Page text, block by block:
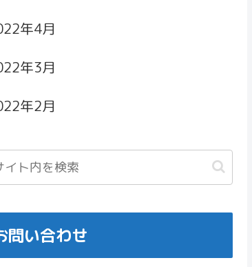
年4月
年3月
年2月
問い合わせ